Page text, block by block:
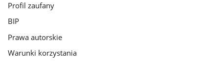
Profil zaufany
BIP
Prawa autorskie
Warunki korzystania